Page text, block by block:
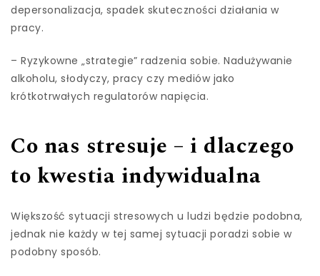
depersonalizacja, spadek skuteczności działania w
pracy.
– Ryzykowne „strategie” radzenia sobie. Nadużywanie
alkoholu, słodyczy, pracy czy mediów jako
krótkotrwałych regulatorów napięcia.
Co nas stresuje – i dlaczego
to kwestia indywidualna
Większość sytuacji stresowych u ludzi będzie podobna,
jednak nie każdy w tej samej sytuacji poradzi sobie w
podobny sposób.